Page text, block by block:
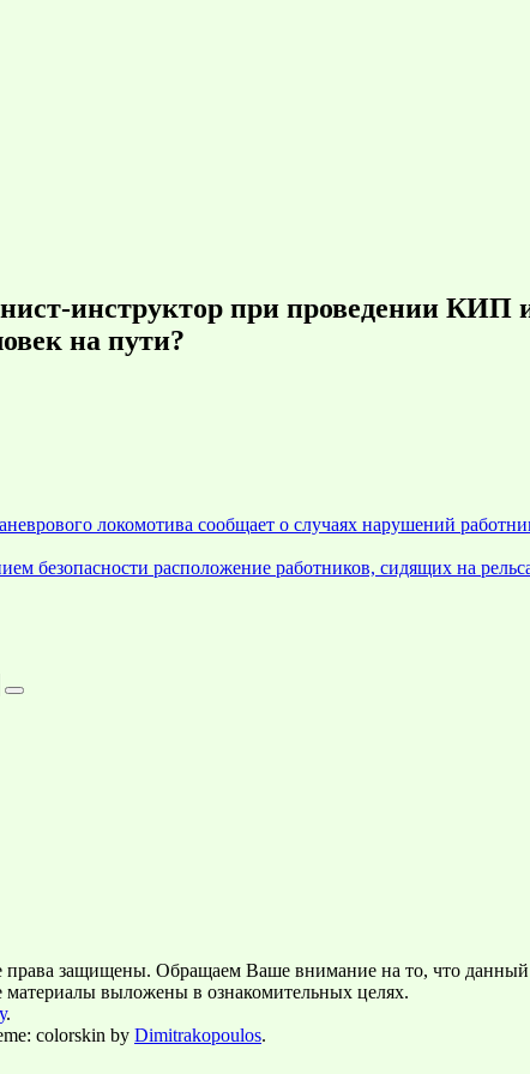
инструктор при проведении КИП
на пути?
локомотива сообщает о случаях нарушений
безопасности расположение работников, сидящих на
права защищены. Обращаем Ваше внимание на то, что
материалы выложены в ознакомительных целях.
.
colorskin by Dimitrakopoulos.